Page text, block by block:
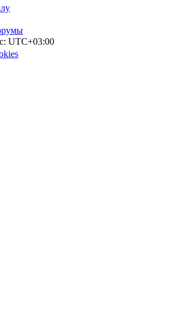
UTC+03:00